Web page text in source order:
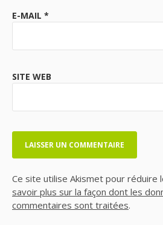
E-MAIL *
SITE WEB
Ce site utilise Akismet pour réduire
savoir plus sur la façon dont les
commentaires sont traitées.